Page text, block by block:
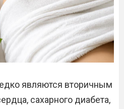
являются вторичным
сахарного диабета,